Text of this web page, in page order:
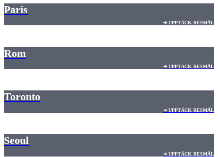
Paris
➔ UPPTÄCK RESMÅL
Rom
➔ UPPTÄCK RESMÅL
Toronto
➔ UPPTÄCK RESMÅL
Seoul
➔ UPPTÄCK RESMÅL